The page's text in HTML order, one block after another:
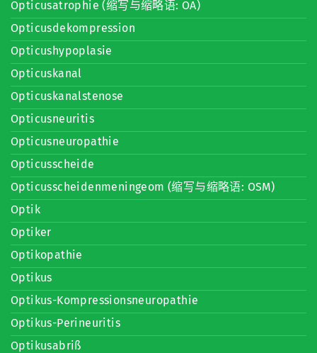
Opticusatrophie (缩写与缩略语: OA)
Opticusdekompression
Opticushypoplasie
Opticuskanal
Opticuskanalstenose
Opticusneuritis
Opticusneuropathie
Opticusscheide
Opticusscheidenmeningeom (缩写与缩略语: OSM)
Optik
Optiker
Optikopathie
Optikus
Optikus-Kompressionsneuropathie
Optikus-Perineuritis
Optikusabriß